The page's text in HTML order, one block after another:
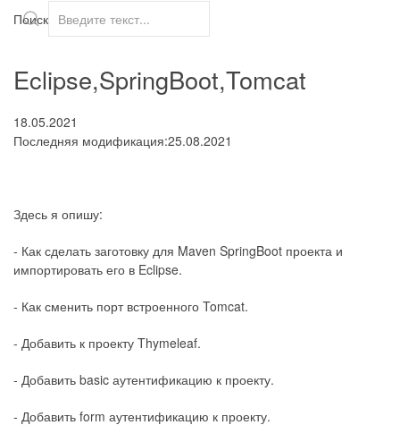
Eclipse,SpringBoot,Tomcat
18.05.2021
Последняя модификация:25.08.2021
Здесь я опишу:
- Как сделать заготовку для Maven SpringBoot проекта и
импортировать его в Eclipse.
- Как сменить порт встроенного Tomcat.
- Добавить к проекту Thymeleaf.
- Добавить basic аутентификацию к проекту.
- Добавить form аутентификацию к проекту.
Поиск